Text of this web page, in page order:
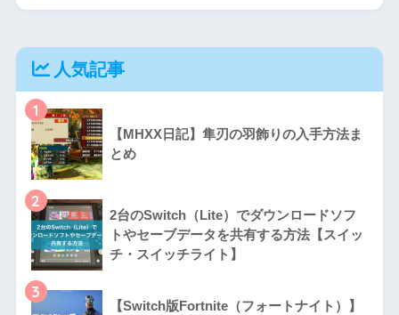
人気記事
1
【MHXX日記】隼刃の羽飾りの入手方法ま
とめ
2
2台のSwitch（Lite）でダウンロードソフ
トやセーブデータを共有する方法【スイッ
チ・スイッチライト】
3
【Switch版Fortnite（フォートナイト）】